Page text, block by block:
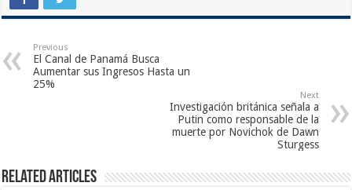
Previous
El Canal de Panamá Busca
Aumentar sus Ingresos Hasta un
25%
Next
Investigación británica señala a
Putin como responsable de la
muerte por Novichok de Dawn
Sturgess
Related Articles